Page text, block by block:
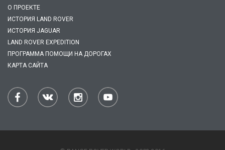
О ПРОЕКТЕ
ИСТОРИЯ LAND ROVER
ИСТОРИЯ JAGUAR
LAND ROVER EXPEDITION
ПРОГРАММА ПОМОЩИ НА ДОРОГАХ
КАРТА САЙТА